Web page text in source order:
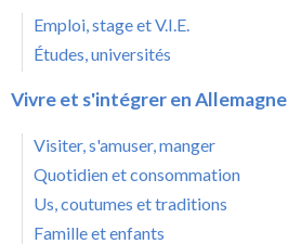
Emploi, stage et V.I.E.
Études, universités
Vivre et s'intégrer en Allemagne
Visiter, s'amuser, manger
Quotidien et consommation
Us, coutumes et traditions
Famille et enfants